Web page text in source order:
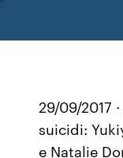
29/09/2017
suicidi:
e Natalie